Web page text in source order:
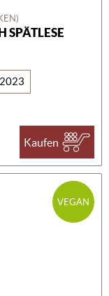
SPÄTLESE
2023
Kaufen
VEGAN